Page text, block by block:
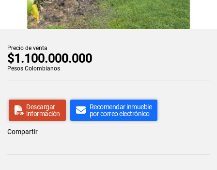
Precio de venta
$1.100.000.000
Pesos Colombianos
Descargar
información
Recomendar inmueble
por correo electrónico
Compartir